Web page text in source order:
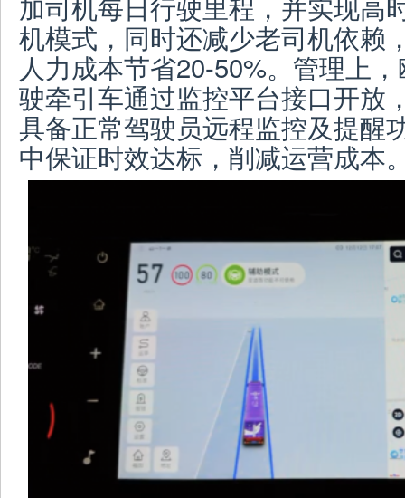
机模式，同时还减少老司机依赖
人力成本节省20-50%。管理上
驶牵引车通过监控平台接口开放
具备正常驾驶员远程监控及提醒
中保证时效达标，削减运营成本